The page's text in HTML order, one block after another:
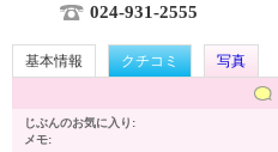
024-931-2555
基本情報 クチコミ
写真
じぶんのお気に入り:
メモ: